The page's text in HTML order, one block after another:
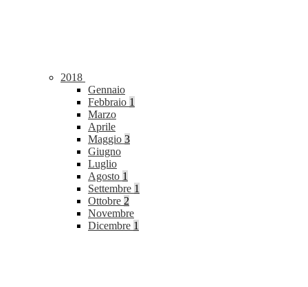
2018
Gennaio
Febbraio 1
Marzo
Aprile
Maggio 3
Giugno
Luglio
Agosto 1
Settembre 1
Ottobre 2
Novembre
Dicembre 1